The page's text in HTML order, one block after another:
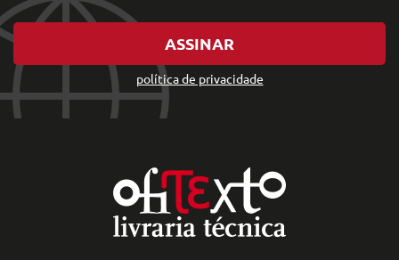
política de privacidade
ASSINAR